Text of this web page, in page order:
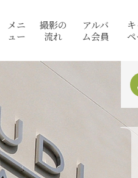
メニ
ュー
撮影の
流れ
アルバ
ム会員